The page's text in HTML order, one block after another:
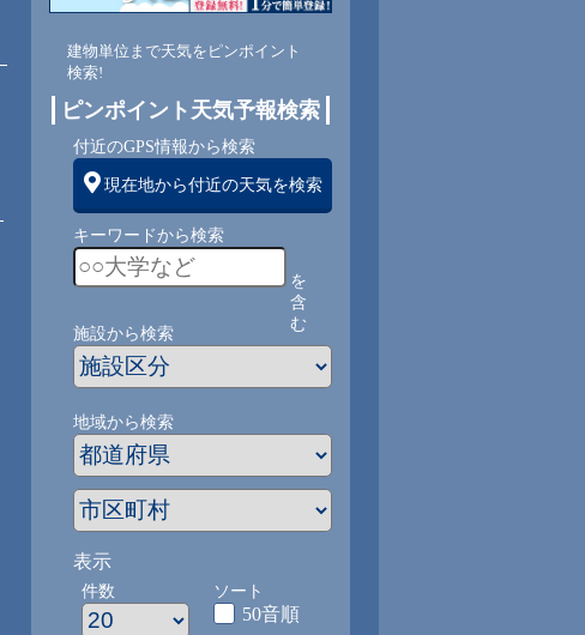
建物単位まで天気をピンポイント
検索!
ピンポイント天気予報検索
付近のGPS情報から検索
現在地から付近の天気を検索
キーワードから検索
を
含
む
施設から検索
地域から検索
表示
件数 ソート
50音順